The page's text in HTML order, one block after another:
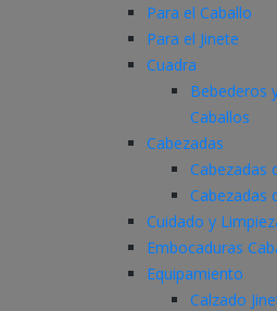
Para el Caballo
Para el Jinete
Cuadra
Bebederos
Caballos
Cabezadas
Cabezadas
Cabezadas
Cuidado y
Embocaduras
Equipamiento
Calzado